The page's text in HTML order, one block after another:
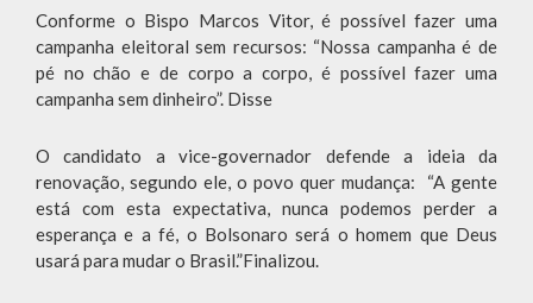
Conforme o Bispo Marcos Vitor, é possível fazer uma
campanha eleitoral sem recursos: “Nossa campanha é de
pé no chão e de corpo a corpo, é possível fazer uma
campanha sem dinheiro”. Disse
O candidato a vice-governador defende a ideia da
renovação, segundo ele, o povo quer mudança: “A gente
está com esta expectativa, nunca podemos perder a
esperança e a fé, o Bolsonaro será o homem que Deus
usará para mudar o Brasil.”Finalizou.